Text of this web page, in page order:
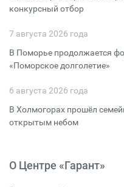
конкурсный отбор
7 августа 2026 года
В Поморье продолжается
«Поморское долголетие»
6 августа 2026 года
В Холмогорах прошёл
открытым небом
О Центре «Гарант»